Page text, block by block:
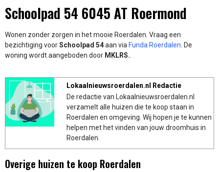
Schoolpad 54 6045 AT Roermond
Wonen zonder zorgen in het mooie Roerdalen. Vraag een
bezichtiging voorSchoolpad 54aan via Funda Roerdalen . De
woning wordt aangeboden door MKLRS.
Lokaalnieuwsroerdalen.nl Redactie
De redactie van Lokaalnieuwsroerdalen.nl
verzamelt alle huizen die te koop staan in
Roerdalen en omgeving. Wij hopen je te kunnen
helpen met het vinden van jouw droomhuis in
Roerdalen.
Overige huizen te koop Roerdalen